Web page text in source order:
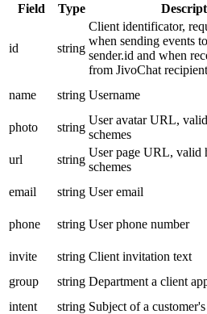
Field Type
id string
Client identificator,
when sending events
sender.id and when
from JivoChat
name string Username
photo
string
User avatar URL,
schemes
url
string
User page URL, valid
schemes
email
string User email
phone
string User phone number
invite
string Client invitation text
group
string Department a client
intent
string Subject of a